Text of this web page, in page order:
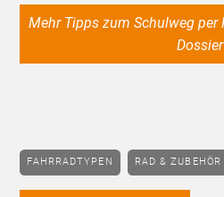
Mehr Tipps zum Schulweg per Rad bietet das ADFC-
Dossier
FAHRRADTYPEN RAD & ZUBEHÖR